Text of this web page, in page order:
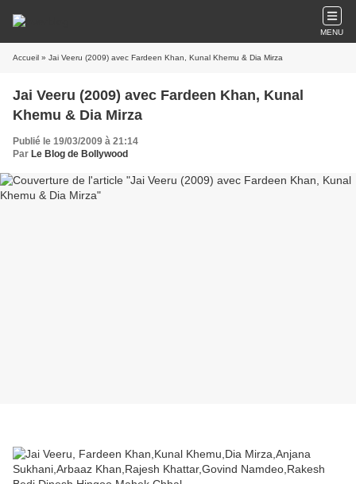
MENU
Accueil » Jai Veeru (2009) avec Fardeen Khan, Kunal Khemu & Dia Mirza
Jai Veeru (2009) avec Fardeen Khan, Kunal
Khemu & Dia Mirza
Publié le 19/03/2009 à 21:14
Par Le Blog de Bollywood